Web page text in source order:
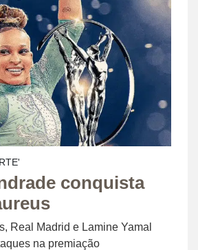
conquista
Real Madrid e Lamine Yamal
na premiação